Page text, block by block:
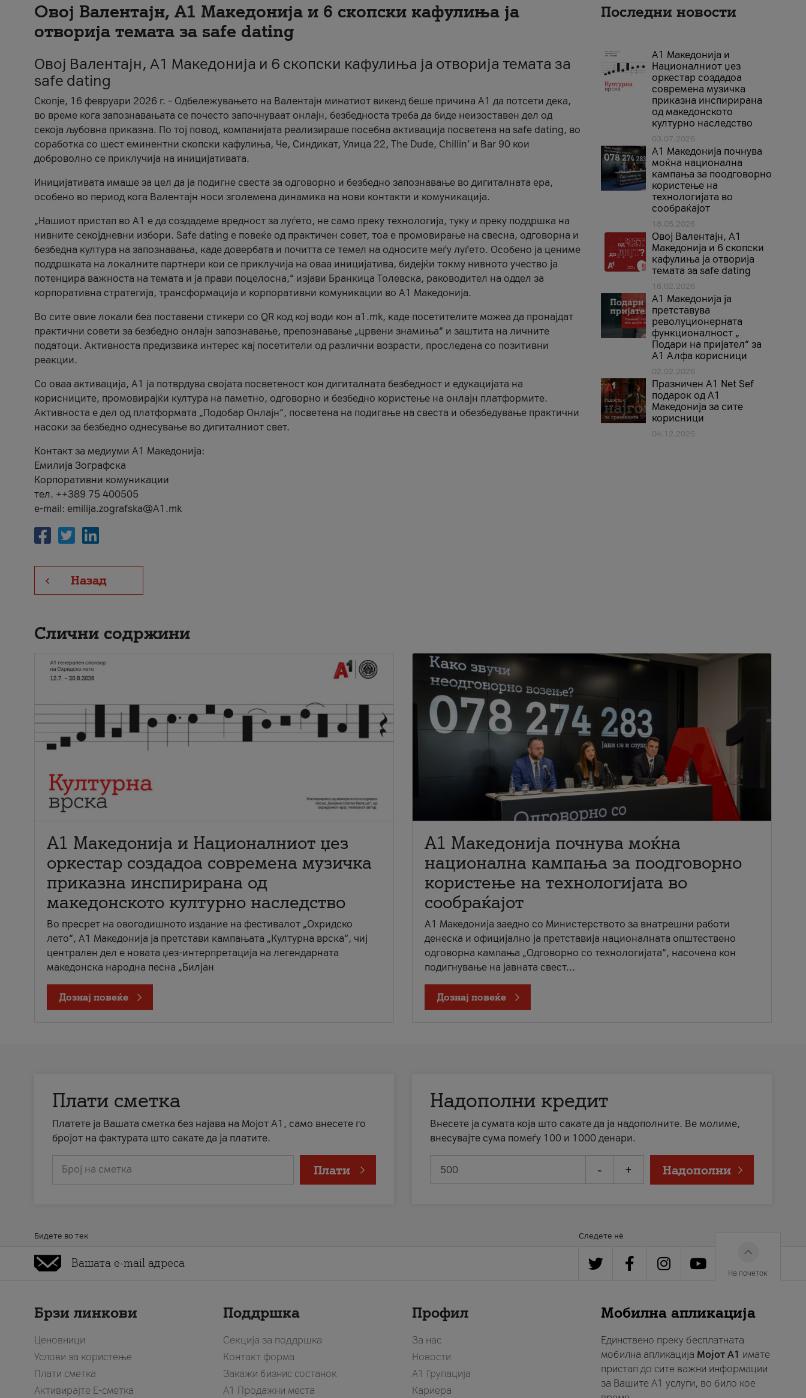
Овој Валентајн, A1 Македонија и 6 скопски кафулиња ја
отворија темата за safe dating
Овој Валентајн, A1 Македонија и 6 скопски кафулиња ја отворија темата за
safe dating
Скопје, 16 февруари 2026 г. – Одбележувањето на Валентајн минатиот викенд беше причина А1 да потсети дека,
во време кога запознавањата се почесто започнуваат онлајн, безбедноста треба да биде неизоставен дел од
секоја љубовна приказна. По тој повод, компанијата реализираше посебна активација посветена на safe dating, во
соработка со шест еминентни скопски кафулиња, Че, Синдикат, Улица 22, The Dude, Chillin’ и Bar 90 кои
доброволно се приклучија на иницијативата.
Иницијативата имаше за цел да ја подигне свеста за одговорно и безбедно запознавање во дигиталната ера,
особено во период кога Валентајн носи зголемена динамика на нови контакти и комуникација.
„Нашиот пристап во А1 е да создадеме вредност за луѓето, не само преку технологија, туку и преку поддршка на
нивните секојдневни избори. Safe dating е повеќе од практичен совет, тоа е промовирање на свесна, одговорна и
безбедна култура на запознавања, каде довербата и почитта се темел на односите меѓу луѓето. Особено ја цениме
поддршката на локалните партнери кои се приклучија на оваа иницијатива, бидејќи токму нивното учество ја
потенцира важноста на темата и ја прави поцелосна,“ изјави Бранкица Толевска, раководител на оддел за
корпоративна стратегија, трансформација и корпоративни комуникации во А1 Македонија.
Во сите овие локали беа поставени стикери со QR код кој води кон a1.mk, каде посетителите можеа да пронајдат
практични совети за безбедно онлајн запознавање, препознавање „црвени знамиња“ и заштита на личните
податоци. Активноста предизвика интерес кај посетители од различни возрасти, проследена со позитивни
реакции.
Со оваа активација, А1 ја потврдува својата посветеност кон дигиталната безбедност и едукацијата на
корисниците, промовирајќи култура на паметно, одговорно и безбедно користење на онлајн платформите.
Активноста е дел од платформата „Подобар Онлајн“, посветена на подигање на свеста и обезбедување практични
насоки за безбедно однесување во дигиталниот свет.
Контакт за медиуми А1 Македонија:
Емилија Зографска
Корпоративни комуникации
тел. ++389 75 400505
e-mail: emilija.zografska@A1.mk
Назад
Последни новости
А1 Македонија и
Националниот џез
оркестар создадоа
современа музичка
приказна инспирирана
од македонското
културно наследство
03.07.2026
A1 Македонија почнува
моќна национална
кампања за поодговорно
користење на
технологијата во
сообраќајот
18.05.2026
Овој Валентајн, A1
Македонија и 6 скопски
кафулиња ја отворија
темата за safe dating
16.02.2026
А1 Македонија ја
претставува
револуционерната
функционалност „
Подари на пријател“ за
А1 Алфа корисници
02.02.2026
Празничен A1 Net Sеf
подарок од А1
Македонија за сите
корисници
04.12.2025
Слични содржини
А1 Македонија и Националниот џез
оркестар создадоа современа музичка
приказна инспирирана од
македонското културно наследство
Во пресрет на овогодишното издание на фестивалот „Охридско
лето“, А1 Македонија ја претстави кампањата „Културна врска“, чиј
централен дел е новата џез-интерпретација на легендарната
македонска народна песна „Билјан
Дознај повеќе
A1 Македонија почнува моќна
национална кампања за поодговорно
користење на технологијата во
сообраќајот
A1 Македонија заедно со Министерството за внатрешни работи
денеска и официјално ја претставија националната општествено
одговорна кампања „Одговорно со технологијата“, насочена кон
подигнување на јавната свест...
Дознај повеќе
Плати сметка
Платете ја Вашата сметка без најава на Мојот А1, само внесете го
бројот на фактурата што сакате да ја платите.
Број на сметка Плати
Надополни кредит
Внесете ја сумата која што сакате да ја надополните. Ве молиме,
внесувајте сума помеѓу 100 и 1000 денари.
- + Надополни
Бидете во тек Следете нè
На почеток
Брзи линкови
Ценовници
Услови за користење
Плати сметка
Активирајте Е-сметка
Поддршка
Секција за поддршка
Контакт форма
Закажи бизнис состанок
A1 Продажни места
Профил
За нас
Новости
А1 Групација
Кариера
Мобилна апликација
Единствено преку бесплатната
мобилна апликација Мојот A1 имате
пристап до сите важни информации
за Вашите A1 услуги, во било кое